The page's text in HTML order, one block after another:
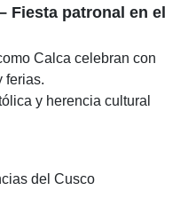
Fiesta patronal en el
Calca celebran con
ferias.
y herencia cultural
del Cusco